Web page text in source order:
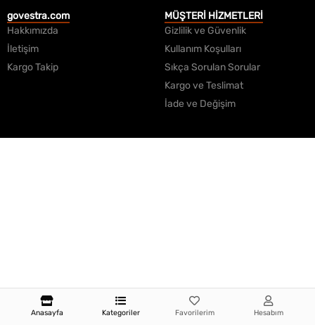
govestra.com
Hakkımızda
İletişim
Kargo Takip
MÜŞTERİ HİZMETLERİ
Gizlilik ve Güvenlik
Kullanım Koşulları
Sıkça Sorulan Sorular
Kargo ve Teslimat
İade ve Değişim
Anasayfa Kategoriler Favorilerim Hesabım